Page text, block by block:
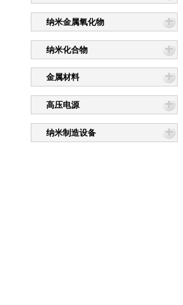
纳米金属粉
纳米金属氧化物
纳米化合物
纳米金属氧化物
纳米化合物
金属材料
高压电源
纳米制造设备